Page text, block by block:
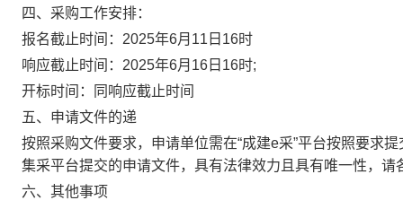
四、采购工作安排：
报名截止时间： 2025年6月 11 日 16时
响应截止时间： 2025年6月 16 日 16时;
开标时间：
同响应截止时间
五、申请文件的递
按照采购文件要求，申请单位需在“成建e采”平台按照要求
集采平台提交的申请文件，具有法律效力且具有唯一性，请
六、其他事项